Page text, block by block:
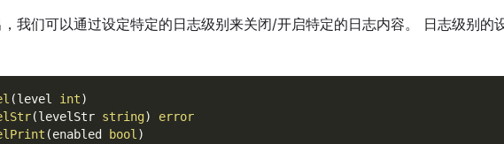
我们可以通过设定特定的日志级别来关闭/开启特定的日志内容。 日志级别的
(level int)
(levelStr string)
error
(enabled bool )